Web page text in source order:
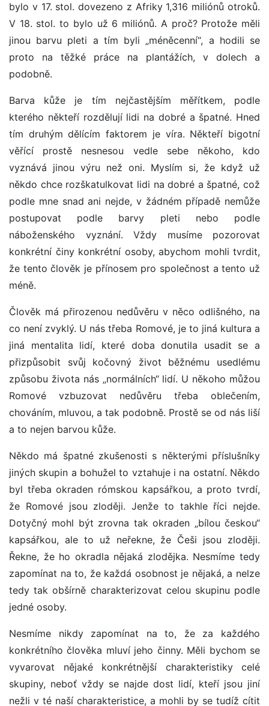
bylo v 17. stol. dovezeno z Afriky 1,316 miliónů otroků.
V 18. stol. to bylo už 6 miliónů. A proč? Protože měli
jinou barvu pleti a tím byli „méněcenní“, a hodili se
proto na těžké práce na plantážích, v dolech a
podobně.
Barva kůže je tím nejčastějším měřítkem, podle
kterého někteří rozdělují lidi na dobré a špatné. Hned
tím druhým dělícím faktorem je víra. Někteří bigotní
věřící prostě nesnesou vedle sebe někoho, kdo
vyznává jinou výru než oni. Myslím si, že když už
někdo chce rozškatulkovat lidi na dobré a špatné, což
podle mne snad ani nejde, v žádném případě nemůže
postupovat podle barvy pleti nebo podle
náboženského vyznání. Vždy musíme pozorovat
konkrétní činy konkrétní osoby, abychom mohli tvrdit,
že tento člověk je přínosem pro společnost a tento už
méně.
Člověk má přirozenou nedůvěru v něco odlišného, na
co není zvyklý. U nás třeba Romové, je to jiná kultura a
jiná mentalita lidí, které doba donutila usadit se a
přizpůsobit svůj kočovný život běžnému usedlému
způsobu života nás „normálních“ lidí. U někoho můžou
Romové vzbuzovat nedůvěru třeba oblečením,
chováním, mluvou, a tak podobně. Prostě se od nás liší
a to nejen barvou kůže.
Někdo má špatné zkušenosti s některými příslušníky
jiných skupin a bohužel to vztahuje i na ostatní. Někdo
byl třeba okraden rómskou kapsářkou, a proto tvrdí,
že Romové jsou zloději. Jenže to takhle říci nejde.
Dotyčný mohl být zrovna tak okraden „bílou českou“
kapsářkou, ale to už neřekne, že Češi jsou zloději.
Řekne, že ho okradla nějaká zlodějka. Nesmíme tedy
zapomínat na to, že každá osobnost je nějaká, a nelze
tedy tak obšírně charakterizovat celou skupinu podle
jedné osoby.
Nesmíme nikdy zapomínat na to, že za každého
konkrétního člověka mluví jeho činny. Měli bychom se
vyvarovat nějaké konkrétnější charakteristiky celé
skupiny, neboť vždy se najde dost lidí, kteří jsou jiní
nežli v té naší charakteristice, a mohli by se tudíž cítit